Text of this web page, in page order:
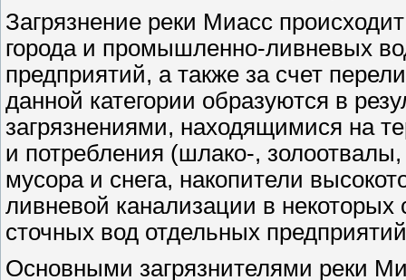
Загрязнение реки Миасс
города и промышленно-ливневых
предприятий, а также за счет
данной категории образуются в
загрязнениями, находящимися на
и потребления (шлако-,
мусора и снега, накопители
ливневой канализации в некоторых
сточных вод отдельных
Основными загрязнителями реки